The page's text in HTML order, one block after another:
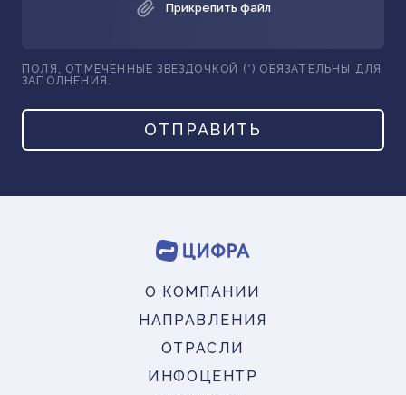
Прикрепить файл
ПОЛЯ, ОТМЕЧЕННЫЕ ЗВЕЗДОЧКОЙ (*) ОБЯЗАТЕЛЬНЫ ДЛЯ
ЗАПОЛНЕНИЯ.
ОТПРАВИТЬ
О КОМПАНИИ
НАПРАВЛЕНИЯ
ОТРАСЛИ
ИНФОЦЕНТР